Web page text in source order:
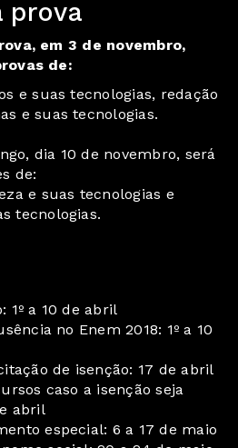
prova
em 3 de novembro,
de:
e suas tecnologias, redação
e suas tecnologias.
dia 10 de novembro, será
de:
e suas tecnologias e
tecnologias.
1º a 10 de abril
no Enem 2018: 1º a 10
de isenção: 17 de abril
caso a isenção seja
abril
especial: 6 a 17 de maio